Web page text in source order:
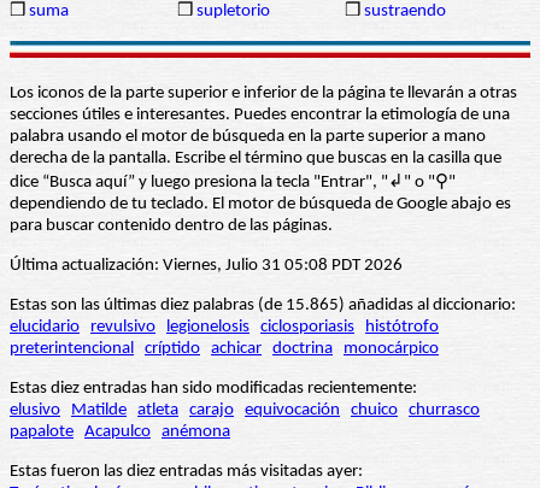
❒ suma ❒ supletorio ❒ sustraendo
Los iconos de la parte superior e inferior de la página te llevarán a otras
secciones útiles e interesantes. Puedes encontrar la etimología de una
palabra usando el motor de búsqueda en la parte superior a mano
derecha de la pantalla. Escribe el término que buscas en la casilla que
dice “Busca aquí” y luego presiona la tecla "Entrar", "↲" o "⚲"
dependiendo de tu teclado. El motor de búsqueda de Google abajo es
para buscar contenido dentro de las páginas.
Última actualización: Viernes, Julio 31 05:08 PDT 2026
Estas son las últimas diez palabras (de 15.865) añadidas al diccionario:
elucidario
revulsivo legionelosis ciclosporiasis
histótrofo
preterintencional
críptido achicar doctrina monocárpico
Estas diez entradas han sido modificadas recientemente:
elusivo
Matilde atleta carajo equivocación chuico churrasco
papalote Acapulco anémona
Estas fueron las diez entradas más visitadas ayer: